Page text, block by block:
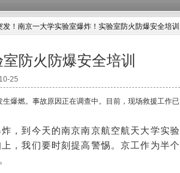
发！南京一大学实验室爆炸！实验室防火防爆安全培训
防火防爆安全培训
25
爆燃。 事故原因正在调查中。目前，现场救援工作已
，到今天的南京南京航空航天大学实验
，我们要时刻提高警惕。京工作为半个